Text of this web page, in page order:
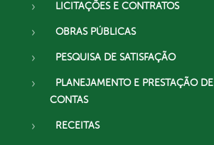
LICITAÇÕES E CONTRATOS
OBRAS PÚBLICAS
PESQUISA DE SATISFAÇÃO
PLANEJAMENTO E PRESTAÇÃO DE
CONTAS
RECEITAS